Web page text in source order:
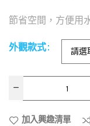
節省空間，方便用
外觀款式
加入興趣清單